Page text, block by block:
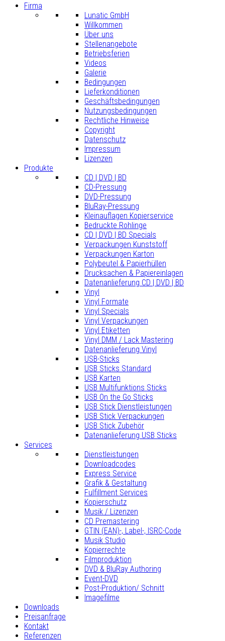
Firma
Lunatic GmbH
Willkommen
Über uns
Stellenangebote
Betriebsferien
Videos
Galerie
Bedingungen
Lieferkonditionen
Geschäftsbedingungen
Nutzungsbedingungen
Rechtliche Hinweise
Copyright
Datenschutz
Impressum
Lizenzen
Produkte
CD | DVD | BD
CD-Pressung
DVD-Pressung
BluRay-Pressung
Kleinauflagen Kopierservice
Bedruckte Rohlinge
CD | DVD | BD Specials
Verpackungen Kunststoff
Verpackungen Karton
Polybeutel & Papierhüllen
Drucksachen & Papiereinlagen
Datenanlieferung CD | DVD | BD
Vinyl
Vinyl Formate
Vinyl Specials
Vinyl Verpackungen
Vinyl Etiketten
Vinyl DMM / Lack Mastering
Datenanlieferung Vinyl
USB-Sticks
USB Sticks Standard
USB Karten
USB Multifunktions Sticks
USB On the Go Sticks
USB Stick Dienstleistungen
USB Stick Verpackungen
USB Stick Zubehör
Datenanlieferung USB Sticks
Services
Dienstleistungen
Downloadcodes
Express Service
Grafik & Gestaltung
Fulfillment Services
Kopierschutz
Musik / Lizenzen
CD Premastering
GTIN (EAN)-, Label-, ISRC-Code
Musik Studio
Kopierrechte
Filmproduktion
DVD & BluRay Authoring
Event-DVD
Post-Produktion/ Schnitt
Imagefilme
Downloads
Preisanfrage
Kontakt
Referenzen